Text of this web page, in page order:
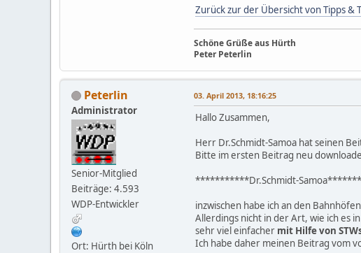
Zurück zur der Übersicht von Tipps &
Schöne Grüße aus Hürth
Peter Peterlin
Peterlin
Administrator
Senior-Mitglied
Beiträge: 4.593
WDP-Entwickler
Ort: Hürth bei Köln
03. April 2013, 18:16:25
Hallo Zusammen,
Herr Dr.Schmidt-Samoa hat seinen
Bitte im ersten Beitrag neu
***********Dr.Schmidt-
inzwischen habe ich an den
Allerdings nicht in der Art, wie ich es
sehr viel einfacher mit Hilfe von
Ich habe daher meinen Beitrag vom